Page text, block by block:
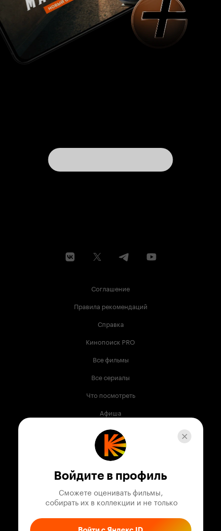
Соглашение
Правила рекомендаций
Справка
Кинопоиск PRO
Все фильмы
Все сериалы
Что посмотреть
Афиша
Музыка
Телепрограмма
Служба поддержки
Войдите в профиль
Сможете оценивать фильмы,
собирать их в коллекции и не только